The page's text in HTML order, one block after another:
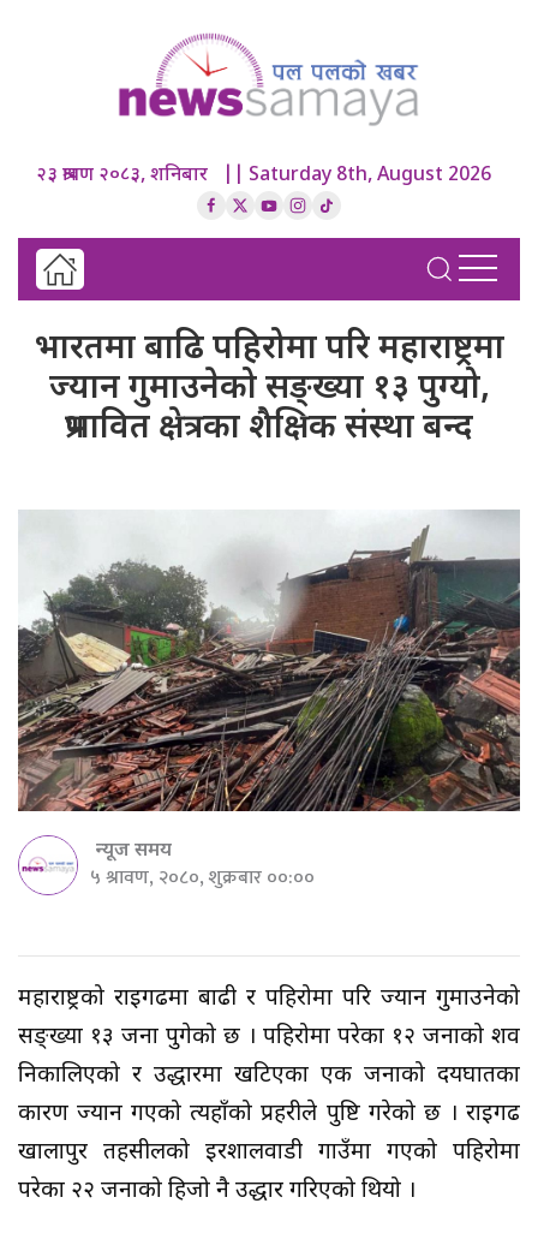
२३ श्रावण २०८३, शनिबार || Saturday 8th, August 2026
भारतमा बाढि पहिरोमा परि महाराष्ट्रमा
ज्यान गुमाउनेको सङ्ख्या १३ पुग्यो,
प्रभावित क्षेत्रका शैक्षिक संस्था बन्द
न्यूज समय
५ श्रावण, २०८०, शुक्रबार ००:००
महाराष्ट्रको राइगढमा बाढी र पहिरोमा परि ज्यान गुमाउनेको
सङ्ख्या १३ जना पुगेको छ । पहिरोमा परेका १२ जनाको शव
निकालिएको र उद्धारमा खटिएका एक जनाको हृदयघातका
कारण ज्यान गएको त्यहाँको प्रहरीले पुष्टि गरेको छ । राइगढ
खालापुर तहसीलको इरशालवाडी गाउँमा गएको पहिरोमा
परेका २२ जनाको हिजो नै उद्धार गरिएको थियो ।